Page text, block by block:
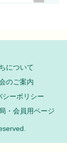
について
のご案内
シーポリシー
・会員用ページ